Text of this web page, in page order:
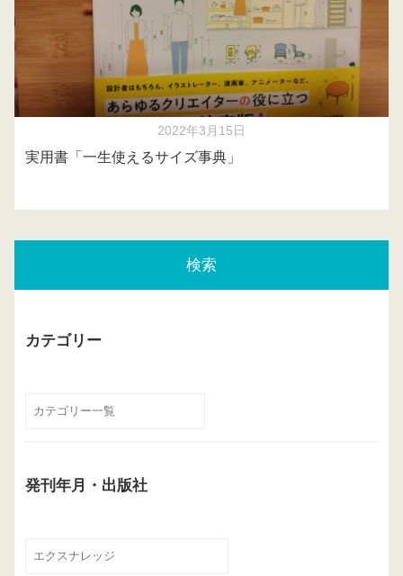
2022年3月15日
実用書「一生使えるサイズ事典」
検索
カテゴリー
発刊年月・出版社